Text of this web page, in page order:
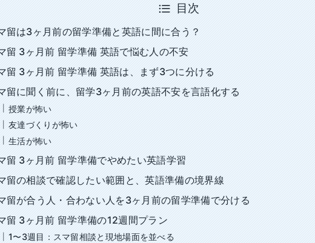
目次
留は3ヶ月前の留学準備と英語に間に合う？
留 3ヶ月前 留学準備 英語で悩む人の不安
留 3ヶ月前 留学準備 英語は、まず3つに分ける
留に聞く前に、留学3ヶ月前の英語不安を言語化する
授業が怖い
友達づくりが怖い
生活が怖い
留 3ヶ月前 留学準備でやめたい英語学習
留の相談で確認したい範囲と、英語準備の境界線
留が合う人・合わない人を3ヶ月前の留学準備で分ける
留 3ヶ月前 留学準備の12週間プラン
1〜3週目：スマ留相談と現地場面を並べる